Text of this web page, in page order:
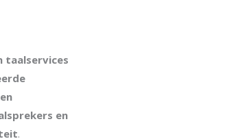
taalservices
en
.